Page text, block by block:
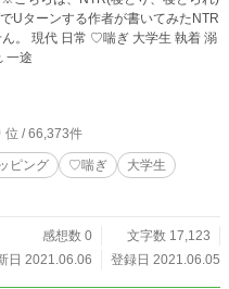
まれたいという思いだけで絵画、彫
ち歩ける何かをせっせと作ってい
王子。
Uターンする作者が書いてみたNTR
着 溺
一途
位 / 66,373件
ピング ♡喘ぎ
大学生
感想数 0
文字数 17,123
日 2021.06.06
登録日 2021.06.05